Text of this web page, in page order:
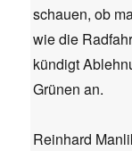
schauen, ob
wie die
kündigt
Grünen an.
Reinhard